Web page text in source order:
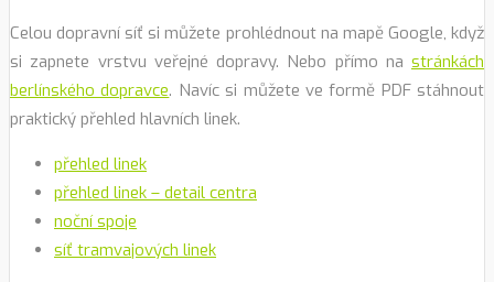
Celou dopravní síť si můžete prohlédnout na mapě Google, když
si zapnete vrstvu veřejné dopravy. Nebo přímo na stránkách
berlínského dopravce. Navíc si můžete ve formě PDF stáhnout
praktický přehled hlavních linek.
přehled linek
přehled linek – detail centra
noční spoje
síť tramvajových linek